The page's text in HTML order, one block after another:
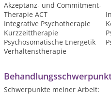
Akzeptanz- und Commitment-
Therapie ACT
Integrative Psychotherapie
Kurzzeittherapie
Psychosomatische Energetik
Verhaltenstherapie
Schwerpunkte meiner Arbeit: